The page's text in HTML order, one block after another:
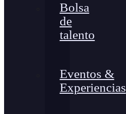
Bolsa
de
talento
Eventos &
Experiencias